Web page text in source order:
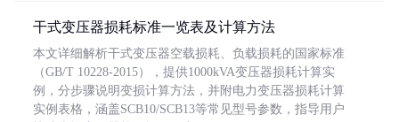
干式变压器损耗标准一览表及计算方法
本文详细解析干式变压器空载损耗、负载损耗的国家标准
（GB/T 10228-2015），提供1000kVA变压器损耗计算实
例，分步骤说明变损计算方法，并附电力变压器损耗计算
实例表格，涵盖SCB10/SCB13等常见型号参数，指导用户